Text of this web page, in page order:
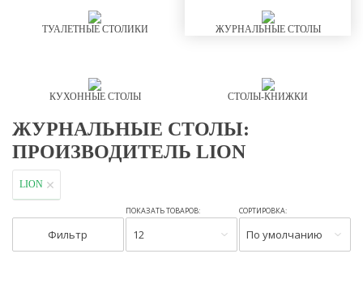
ТУАЛЕТНЫЕ СТОЛИКИ ЖУРНАЛЬНЫЕ СТОЛЫ
КУХОННЫЕ СТОЛЫ СТОЛЫ-КНИЖКИ
ЖУРНАЛЬНЫЕ СТОЛЫ:
ПРОИЗВОДИТЕЛЬ LION
LION
Фильтр
ПОКАЗАТЬ ТОВАРОВ:
12
СОРТИРОВКА:
По умолчанию